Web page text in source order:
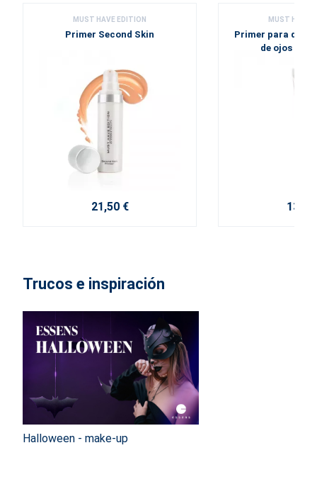
MUST HAVE EDITION
Primer Second Skin
21,50 €
MUST HAVE
Primer para
de ojos
13,10
Trucos e inspiración
Halloween - make-up